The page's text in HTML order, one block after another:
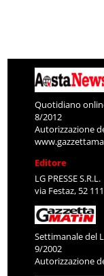
Quotidiano
8/2012
Autorizzazione
Editore
LG PRESSE S.R.L.
via Festaz, 52
Settimanale del
9/2002
Autorizzazione